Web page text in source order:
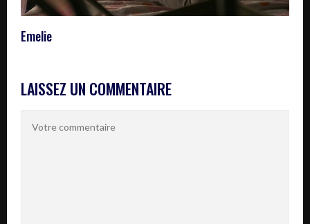
Emelie
LAISSEZ UN COMMENTAIRE